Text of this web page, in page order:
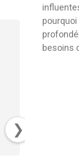
❯
besoins